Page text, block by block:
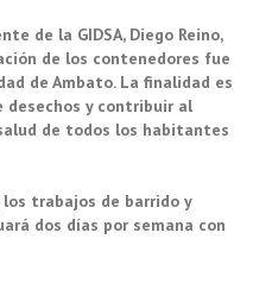
de la GIDSA, Diego Reino,
de los contenedores fue
de Ambato. La finalidad es
y contribuir al
de todos los habitantes
trabajos de barrido y
dos días por semana con